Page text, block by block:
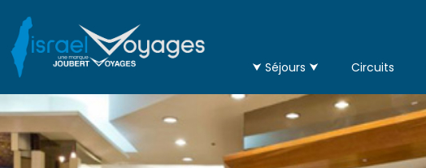
⮟ Séjours ⮟ Circuits